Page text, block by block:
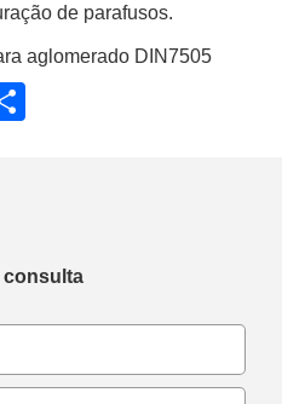
de parafusos.
aglomerado DIN7505
consulta